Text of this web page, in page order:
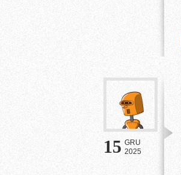
15 GRU
2025